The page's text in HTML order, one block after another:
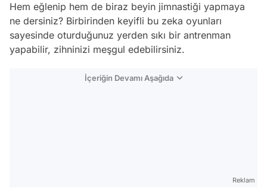
Hem eğlenip hem de biraz beyin jimnastiği yapmaya
ne dersiniz? Birbirinden keyifli bu zeka oyunları
sayesinde oturduğunuz yerden sıkı bir antrenman
yapabilir, zihninizi meşgul edebilirsiniz.
İçeriğin Devamı Aşağıda
Reklam